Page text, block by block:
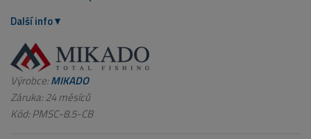
Další info
Výrobce:MIKADO
Záruka: 24 měsíců
Kód:PMSC-8.5-CB